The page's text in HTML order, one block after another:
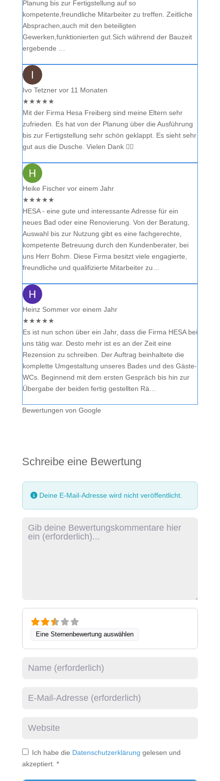
Planung bis zur Fertigstellung auf so
kompetente,freundliche Mitarbeiter zu treffen. Zeitliche
Absprachen,auch mit den beteiligten
Gewerken,funktionierten gut.Sich während der Bauzeit
ergebende …
Ivo Tetzner vor 11 Monaten
★★★★★
Mit der Firma Hesa Freiberg sind meine Eltern sehr
zufrieden. Es hat von der Planung über die Ausführung
bis zur Fertigstellung sehr schön geklappt. Es sieht sehr
gut aus die Dusche. Vielen Dank 👍🏻
Heike Fischer vor einem Jahr
★★★★★
HESA - eine gute und interessante Adresse für ein
neues Bad oder eine Renovierung. Von der Beratung,
Auswahl bis zur Nutzung gibt es eine fachgerechte,
kompetente Betreuung durch den Kundenberater, bei
uns Herr Bohm. Diese Firma besitzt viele engagierte,
freundliche und qualifizierte Mitarbeiter zu…
Heinz Sommer vor einem Jahr
★★★★★
Es ist nun schon über ein Jahr, dass die Firma HESA bei
uns tätig war. Desto mehr ist es an der Zeit eine
Rezension zu schreiben. Der Auftrag beinhaltete die
komplette Umgestaltung unseres Bades und des Gäste-
WCs. Beginnend mit dem ersten Gespräch bis hin zur
Übergabe der beiden fertig gestellten Rä…
Bewertungen von Google
Schreibe eine Bewertung
Deine E-Mail-Adresse wird nicht veröffentlicht.
Rezensionstext
Eine Sternenbewertung auswählen
Ich habe die Datenschutzerklärung gelesen und
akzeptiert. *